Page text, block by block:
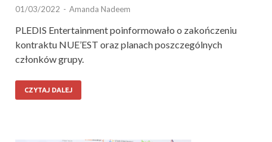
01/03/2022 - Amanda Nadeem
PLEDIS Entertainment poinformowało o zakończeniu
kontraktu NUE’EST oraz planach poszczególnych
członków grupy.
CZYTAJ DALEJ